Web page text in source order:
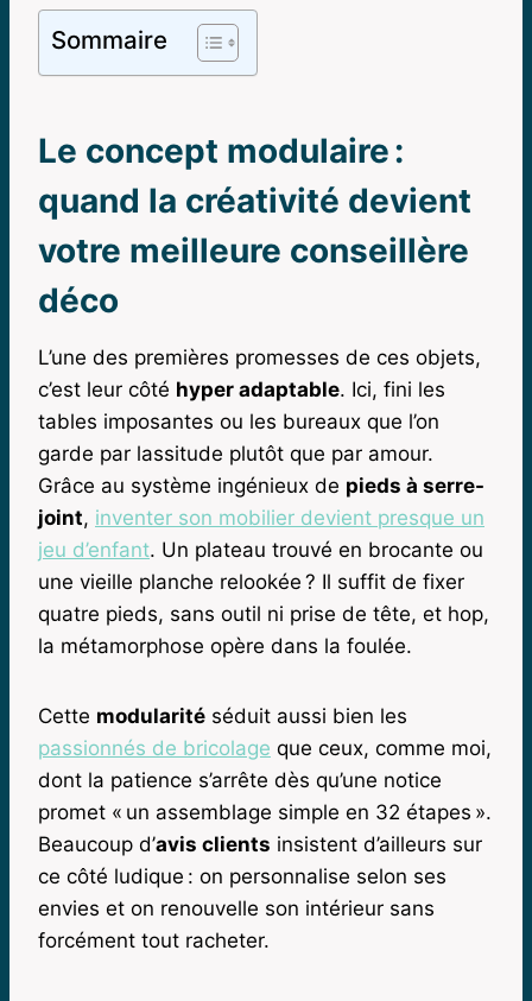
Sommaire
Le concept modulaire :
quand la créativité devient
votre meilleure conseillère
déco
L’une des premières promesses de ces objets,
c’est leur côté hyper adaptable. Ici, fini les
tables imposantes ou les bureaux que l’on
garde par lassitude plutôt que par amour.
Grâce au système ingénieux de pieds à serre-
joint, inventer son mobilier devient presque un
jeu d’enfant. Un plateau trouvé en brocante ou
une vieille planche relookée ? Il suffit de fixer
quatre pieds, sans outil ni prise de tête, et hop,
la métamorphose opère dans la foulée.
Cette modularité séduit aussi bien les
passionnés de bricolage que ceux, comme moi,
dont la patience s’arrête dès qu’une notice
promet « un assemblage simple en 32 étapes ».
Beaucoup d’avis clients insistent d’ailleurs sur
ce côté ludique : on personnalise selon ses
envies et on renouvelle son intérieur sans
forcément tout racheter.